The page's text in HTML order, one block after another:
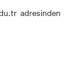
adresinden